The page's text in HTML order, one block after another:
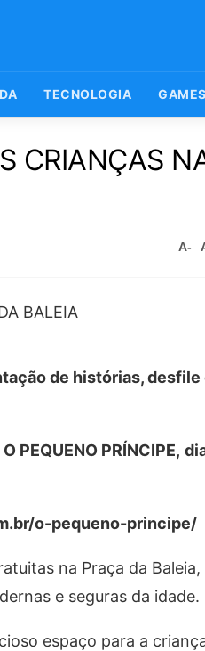
TECNOLOGIA GAMES
CRIANÇAS
A-
de histórias,
PEQUENO PRÍNCIPE,
o-pequeno-principe/
na Praça da
e seguras da idade.
espaço para a